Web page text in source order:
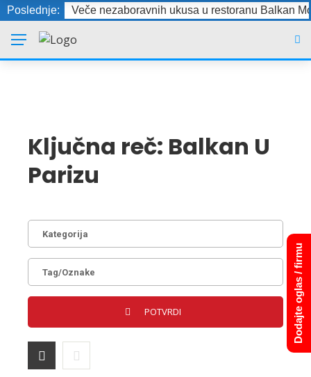
Poslednje: Veče nezaboravnih ukusa u restoranu Balkan
Ključna reč: Balkan U
Parizu
Dodajte oglas / firmu